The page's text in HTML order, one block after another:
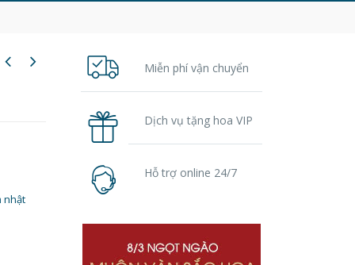
nhật
Miễn phí vận chuyển
Dịch vụ tặng hoa VIP
Hỗ trợ online 24/7